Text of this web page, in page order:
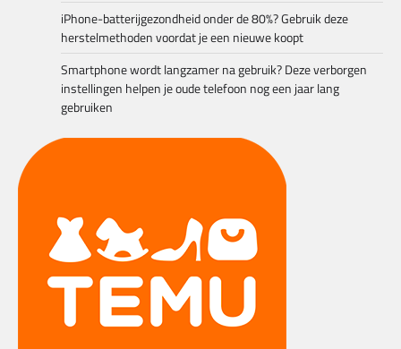
iPhone-batterijgezondheid onder de 80%? Gebruik deze
herstelmethoden voordat je een nieuwe koopt
Smartphone wordt langzamer na gebruik? Deze verborgen
instellingen helpen je oude telefoon nog een jaar lang
gebruiken